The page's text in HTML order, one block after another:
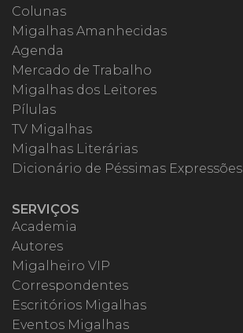
Colunas
Migalhas Amanhecidas
Agenda
Mercado de Trabalho
Migalhas dos Leitores
Pílulas
TV Migalhas
Migalhas Literárias
Dicionário de Péssimas Expressões
SERVIÇOS
Academia
Autores
Migalheiro VIP
Correspondentes
Escritórios Migalhas
Eventos Migalhas